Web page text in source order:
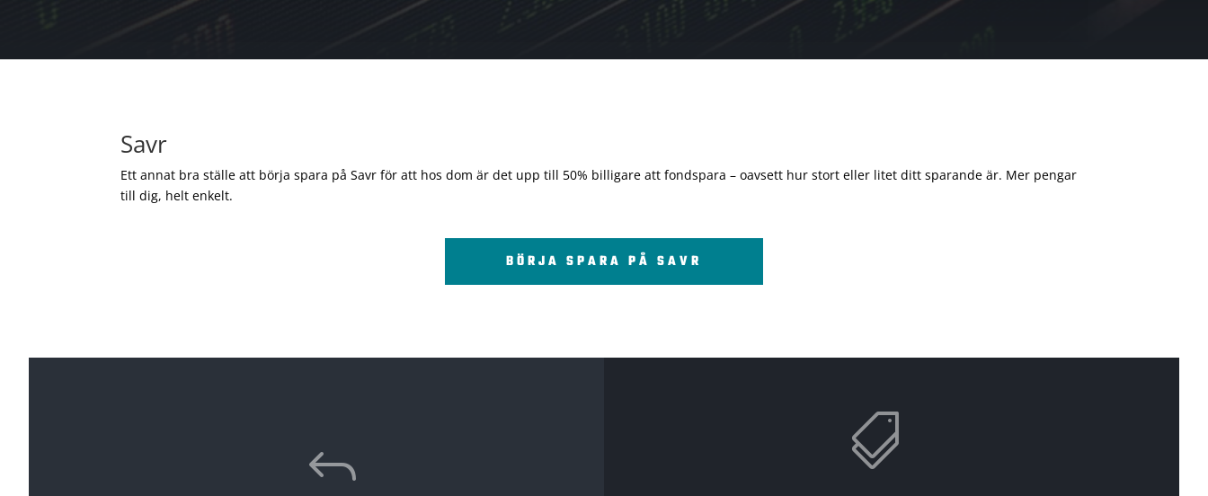
Savr
Ett annat bra ställe att börja spara på Savr för att hos dom är det upp till 50% billigare att fondspara – oavsett hur stort eller litet ditt sparande är. Mer pengar
till dig, helt enkelt.
BÖRJA SPARA PÅ SAVR
J 